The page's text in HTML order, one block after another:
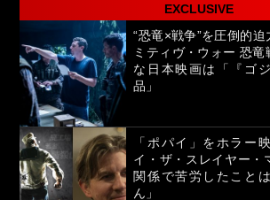
EXCLUSIVE
“恐竜×戦争”を圧倒的
ミティヴ・ウォー 恐竜
な日本映画は「『ゴ
品」
「ポパイ」をホラー
イ・ザ・スレイヤー・
関係で苦労したこと
ん」